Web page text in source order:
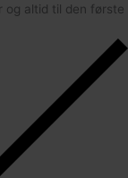
og altid til den første